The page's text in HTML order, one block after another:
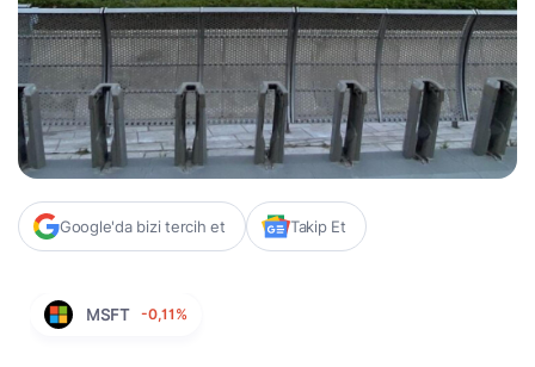
Google'da bizi tercih et Takip Et
MSFT -0,11%